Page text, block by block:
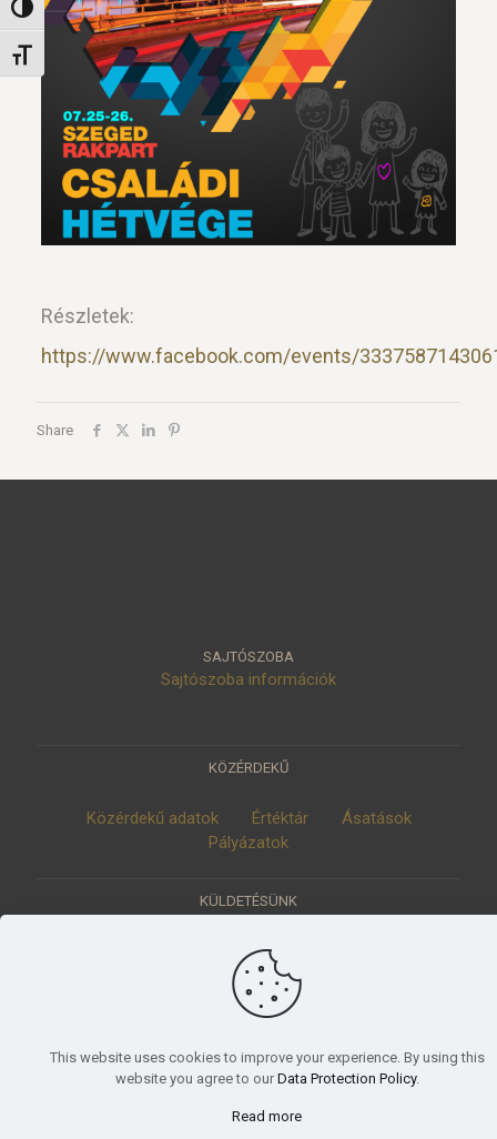
Nagy kontraszt váltása
Betűméret váltása
Részletek:
https://www.facebook.com/events/
Share
SAJTÓSZOBA
Sajtószoba információk
KÖZÉRDEKŰ
Közérdekű adatok Értéktár
Ásatások
Pályázatok
KÜLDETÉSÜNK
© 2023 Móra Ferenc Múzeum, Szeged
This website uses cookies to improve your experience. By using this
website you agree to our Data Protection Policy.
Read more